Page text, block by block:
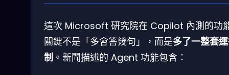
這次 Microsoft 研究院在 Copilot 內測的功
關鍵不是「多會答幾句」，而是多了一整套
制 。新聞描述的 Agent 功能包含：